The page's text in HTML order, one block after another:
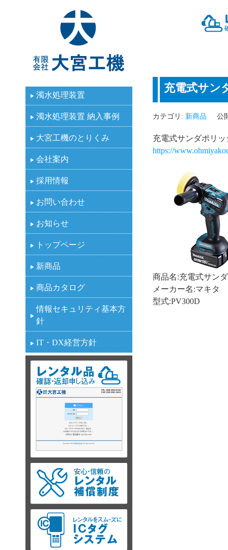
有限会社大宮工機
濁水処理装置
濁水処理装置 納入事例
大宮工機のとりくみ
会社案内
採用情報
お問い合わせ
お知らせ
トップページ
新商品
商品カタログ
情報セキュリティ基本方
針
IT・DX経営方針
充電式サン
カテゴリ: 新商品 公
充電式サンダポリ
https://
商品名:充電式サン
メーカー名:マキタ
型式:PV300D